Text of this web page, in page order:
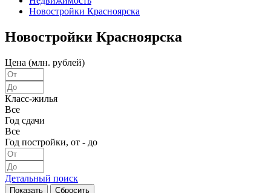
Новостройки Красноярска
Новостройки Красноярска
Цена (млн. рублей)
Класс-жилья
Все
Год сдачи
Все
Год постройки, от - до
Детальный поиск